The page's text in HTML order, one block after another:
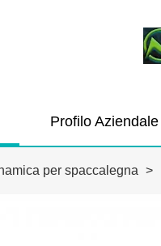
Profilo Aziendale
per spaccalegna >